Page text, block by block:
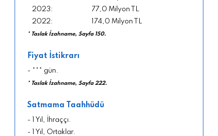
77,0 Milyon TL
174,0 Milyon TL
* Taslak İzahname, Sayfa 150.
Fiyat İstikrarı
- *** gün.
* Taslak İzahname, Sayfa 222.
Satmama Taahhüdü
- 1 Yıl, İhraççı.
- 1 Yıl, Ortaklar.